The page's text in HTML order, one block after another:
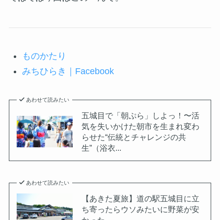
ものかたり
みちひらき｜Facebook
あわせて読みたい
五城目で「朝ぷら」しよっ！〜活
気を失いかけた朝市を生まれ変わ
らせた“伝統とチャレンジの共
生”（浴衣...
あわせて読みたい
【あきた夏旅】道の駅五城目に立
ち寄ったらウソみたいに野菜が安